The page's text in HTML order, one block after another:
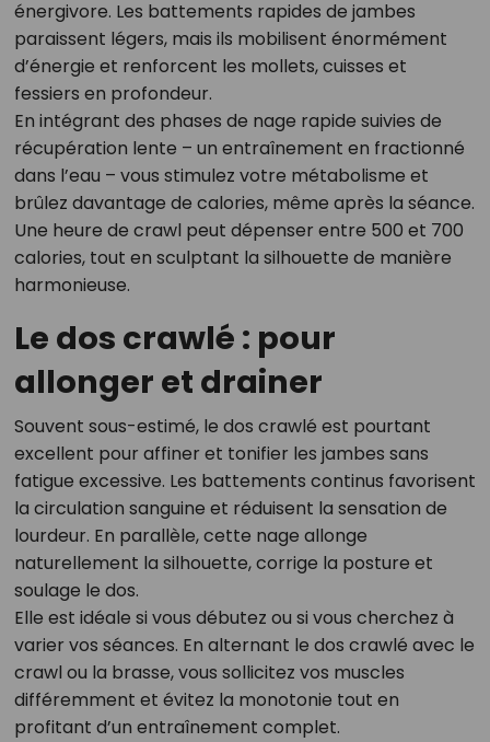
énergivore. Les battements rapides de jambes
paraissent légers, mais ils mobilisent énormément
d’énergie et renforcent les mollets, cuisses et
fessiers en profondeur.
En intégrant des phases de nage rapide suivies de
récupération lente – un entraînement en fractionné
dans l’eau – vous stimulez votre métabolisme et
brûlez davantage de calories, même après la séance.
Une heure de crawl peut dépenser entre 500 et 700
calories, tout en sculptant la silhouette de manière
harmonieuse.
Le dos crawlé : pour
allonger et drainer
Souvent sous-estimé, le dos crawlé est pourtant
excellent pour affiner et tonifier les jambes sans
fatigue excessive. Les battements continus favorisent
la circulation sanguine et réduisent la sensation de
lourdeur. En parallèle, cette nage allonge
naturellement la silhouette, corrige la posture et
soulage le dos.
Elle est idéale si vous débutez ou si vous cherchez à
varier vos séances. En alternant le dos crawlé avec le
crawl ou la brasse, vous sollicitez vos muscles
différemment et évitez la monotonie tout en
profitant d’un entraînement complet.